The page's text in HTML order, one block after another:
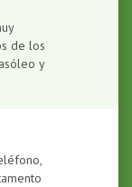
de los
y